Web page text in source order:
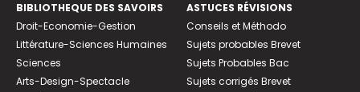
BIBLIOTHEQUE DES SAVOIRS
Droit-Economie-Gestion
Littérature-Sciences Humaines
Sciences
Arts-Design-Spectacle
ASTUCES RÉVISIONS
Conseils et Méthodo
Sujets probables Brevet
Sujets Probables Bac
Sujets corrigés Brevet